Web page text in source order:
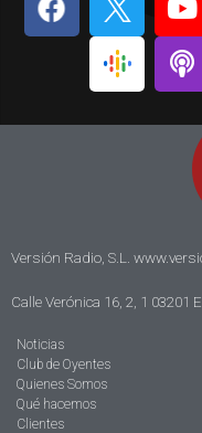
Versión Radio, S.L.
Calle Verónica 16, 2, 1 03201
Noticias
Club de Oyentes
Quienes Somos
Qué hacemos
Clientes